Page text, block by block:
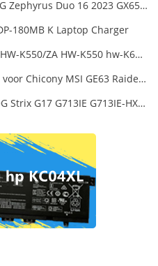
A22-330P1A voor ASUS ROG Zephyrus Duo 16 2023 GX650PY
180MB K Laptop Charger
A4024_FPN voor Samsung HW-K550/ZA HW-K550 hw-K650 Soundbar
A11-200P1A ADP-180MB_K voor Chicony MSI GE63 Raider RGB 8RE-012US
ADP-200JB-D voor Asus ROG Strix G17 G713IE G713IE-HX002W